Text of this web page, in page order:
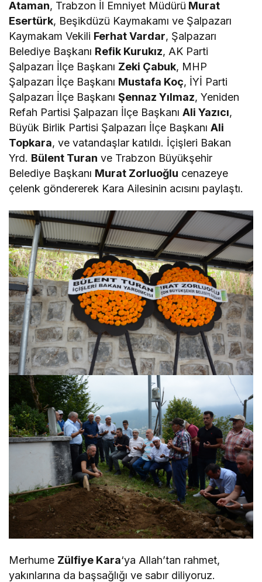
Ataman, Trabzon İl Emniyet Müdürü Murat
Esertürk, Beşikdüzü Kaymakamı ve Şalpazarı
Kaymakam Vekili Ferhat Vardar, Şalpazarı
Belediye Başkanı Refik Kurukız, AK Parti
Şalpazarı İlçe Başkanı Zeki Çabuk, MHP
Şalpazarı İlçe Başkanı Mustafa Koç, İYİ Parti
Şalpazarı İlçe BaşkanıŞennaz Yılmaz, Yeniden
Refah Partisi Şalpazarı İlçe BaşkanıAli Yazıcı,
Büyük Birlik Partisi Şalpazarı İlçe BaşkanıAli
Topkara, ve vatandaşlar katıldı. İçişleri Bakan
Yrd. Bülent Turan ve Trabzon Büyükşehir
Belediye Başkanı Murat Zorluoğlu cenazeye
çelenk göndererek Kara Ailesinin acısını paylaştı.
Merhume Zülfiye Kara‘ya Allah’tan rahmet,
yakınlarına da başsağlığı ve sabır diliyoruz.